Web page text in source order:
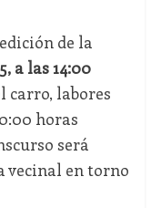
de la
a las 14:00
carro, labores
horas
será
vecinal en torno